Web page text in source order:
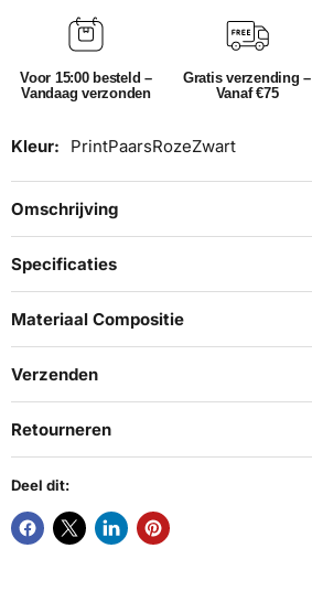
Voor 15:00 besteld –
Vandaag verzonden
Gratis verzending –
Vanaf €75
Kleur: PrintPaarsRozeZwart
Omschrijving
Specificaties
Materiaal Compositie
Verzenden
Retourneren
Deel dit: